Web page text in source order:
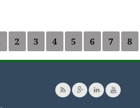
2 3 4 5 6 7 8